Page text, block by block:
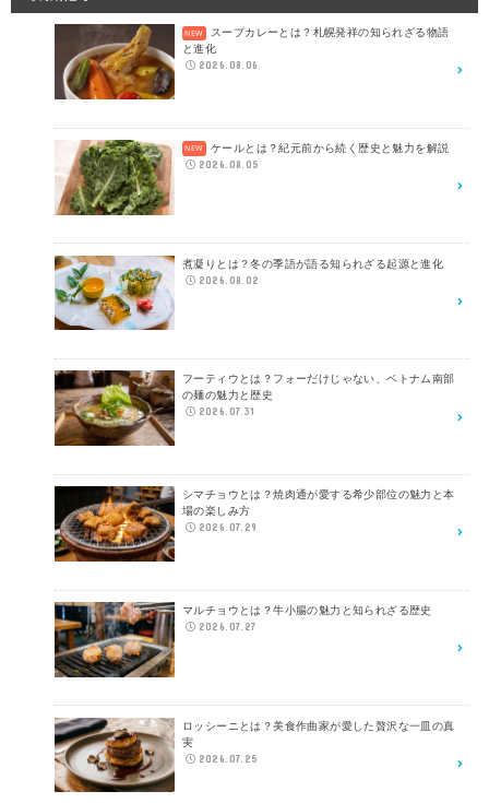
スープカレーとは？札幌発祥の知られざる物語
と進化
2026.08.06
ケールとは？紀元前から続く歴史と魅力を解説
2026.08.05
煮凝りとは？冬の季語が語る知られざる起源と進化
2026.08.02
フーティウとは？フォーだけじゃない、ベトナム南部
の麺の魅力と歴史
2026.07.31
シマチョウとは？焼肉通が愛する希少部位の魅力と本
場の楽しみ方
2026.07.29
マルチョウとは？牛小腸の魅力と知られざる歴史
2026.07.27
ロッシーニとは？美食作曲家が愛した贅沢な一皿の真
実
2026.07.25